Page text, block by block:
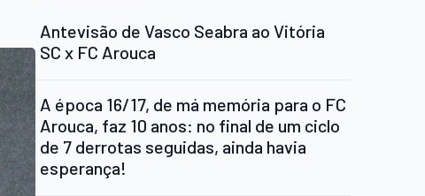
Antevisão de Vasco Seabra ao Vitória
SC x FC Arouca
A época 16/17, de má memória para o FC
Arouca, faz 10 anos: no final de um ciclo
de 7 derrotas seguidas, ainda havia
esperança!